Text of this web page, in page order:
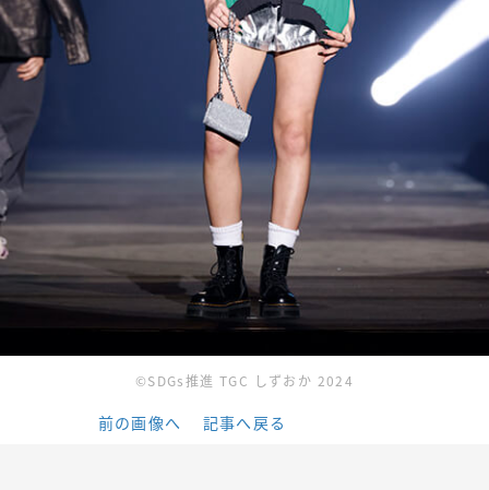
©SDGs推進 TGC しずおか 2024
前の画像へ 記事へ戻る